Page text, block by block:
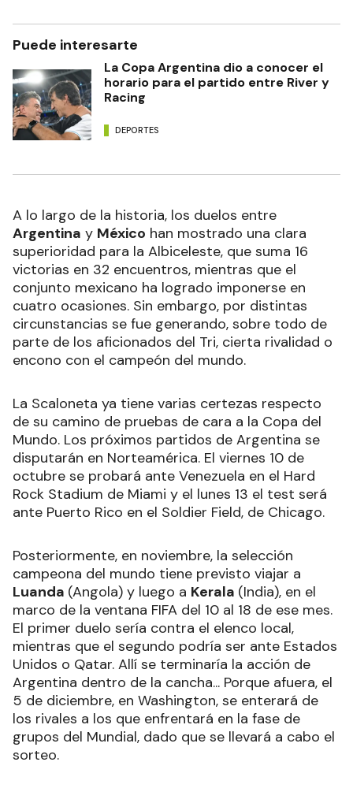
Puede interesarte
La Copa Argentina dio a conocer el
horario para el partido entre River y
Racing
DEPORTES
A lo largo de la historia, los duelos entre
Argentina y México han mostrado una clara
superioridad para la Albiceleste, que suma 16
victorias en 32 encuentros, mientras que el
conjunto mexicano ha logrado imponerse en
cuatro ocasiones. Sin embargo, por distintas
circunstancias se fue generando, sobre todo de
parte de los aficionados del Tri, cierta rivalidad o
encono con el campeón del mundo.
La Scaloneta ya tiene varias certezas respecto
de su camino de pruebas de cara a la Copa del
Mundo. Los próximos partidos de Argentina se
disputarán en Norteamérica. El viernes 10 de
octubre se probará ante Venezuela en el Hard
Rock Stadium de Miami y el lunes 13 el test será
ante Puerto Rico en el Soldier Field, de Chicago.
Posteriormente, en noviembre, la selección
campeona del mundo tiene previsto viajar a
Luanda (Angola) y luego a Kerala (India), en el
marco de la ventana FIFA del 10 al 18 de ese mes.
El primer duelo sería contra el elenco local,
mientras que el segundo podría ser ante Estados
Unidos o Qatar. Allí se terminaría la acción de
Argentina dentro de la cancha... Porque afuera, el
5 de diciembre, en Washington, se enterará de
los rivales a los que enfrentará en la fase de
grupos del Mundial, dado que se llevará a cabo el
sorteo.